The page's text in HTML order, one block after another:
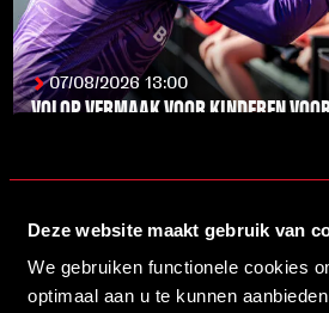
Deze website maakt gebruik van
We gebruiken functionele cookies
optimaal aan u te kunnen
07/08/2026 13:00
VOLOP VERMAAK VOOR KINDEREN